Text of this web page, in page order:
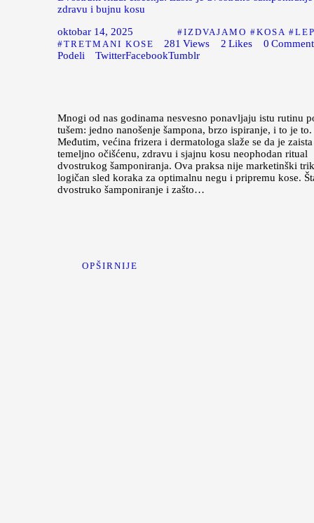
zdravu i bujnu kosu
oktobar 14, 2025
IZDVAJAMO KOSA
TRETMANI KOSE
281 Views 2 Likes 0
Podeli
TwitterFacebookTumblr
Mnogi od nas godinama nesvesno ponavljaju istu rutinu
tušem: jedno nanošenje šampona, brzo ispiranje, i to je to.
Međutim, većina frizera i dermatologa slaže se da je zaista
temeljno očišćenu, zdravu i sjajnu kosu neophodan ritual
dvostrukog šamponiranja. Ova praksa nije marketinški
logičan sled koraka za optimalnu negu i pripremu kose.
dvostruko šamponiranje i zašto…
OPŠIRNIJE